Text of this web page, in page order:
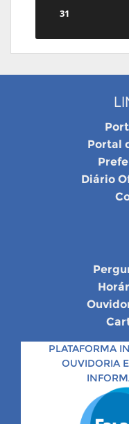
31
Portal
Diário
PLATAFORMA
OUVIDORIA